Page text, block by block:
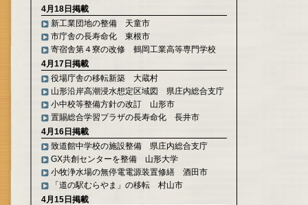
4月18日掲載
新工業団地の整備 天童市
市庁舎の長寿命化 東根市
寄宿舎第４寮の改修 鶴岡工業高等専門学校
4月17日掲載
役場庁舎の移転新築 大蔵村
山形沿岸高潮浸水想定区域図 県庄内総合支庁
小中校等整備方針の改訂 山形市
置賜総合学習プラザの長寿命化 長井市
4月16日掲載
致道館中学校の施設整備 県庄内総合支庁
GX共創センターを整備 山形大学
小牧浄水場の無停電電源装置修繕 酒田市
「道の駅むらやま」の移転 村山市
4月15日掲載